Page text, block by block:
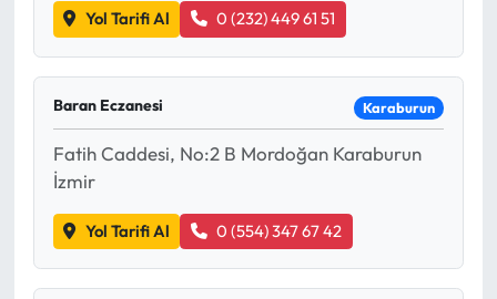
Yol Tarifi Al 0 (232) 449 61 51
Baran Eczanesi Karaburun
Fatih Caddesi, No:2 B Mordoğan Karaburun
İzmir
Yol Tarifi Al 0 (554) 347 67 42